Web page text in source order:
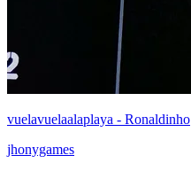
vuelavuelaalaplaya - Ronaldinho
jhonygames